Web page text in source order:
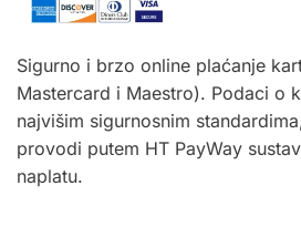
Sigurno i brzo online plaćanje
Mastercard i Maestro). Podaci o
najvišim sigurnosnim
provodi putem HT PayWay
naplatu.